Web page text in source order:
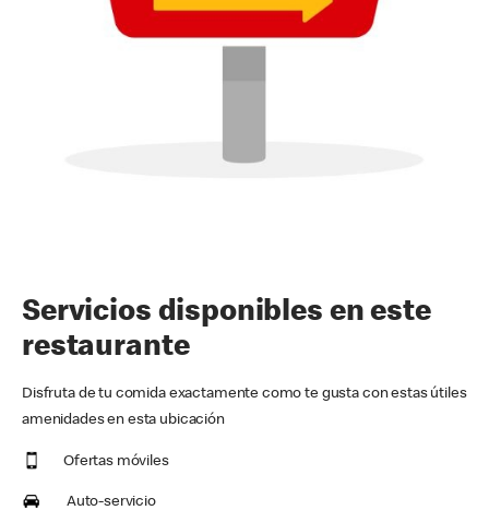
Servicios disponibles en este
restaurante
Disfruta de tu comida exactamente como te gusta con estas útiles
amenidades en esta ubicación
Ofertas móviles
Auto-servicio